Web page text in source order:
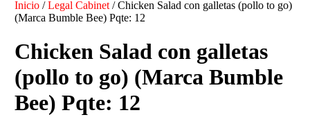
Inicio /Legal Cabinet / Chicken Salad con galletas (pollo to go)
(Marca Bumble Bee) Pqte: 12
Chicken Salad con galletas
(pollo to go) (Marca Bumble
Bee) Pqte: 12